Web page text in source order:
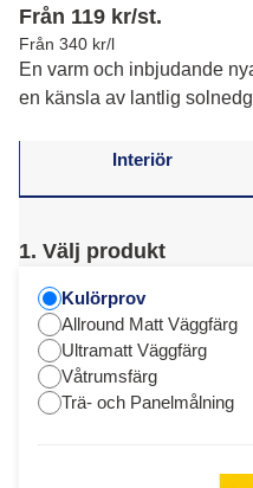
Från 119 kr/st.
Från 340 kr/l
En varm och inbjudande
en känsla av lantlig
Interiör
1. Välj produkt
Kulörprov
Allround Matt Väggfärg
Ultramatt Väggfärg
Våtrumsfärg
Trä- och Panelmålning